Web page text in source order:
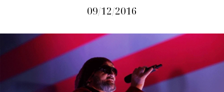
09/12/2016